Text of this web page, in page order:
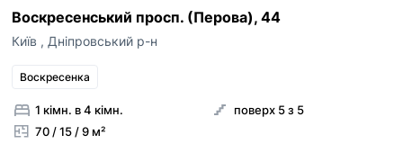
Воскресенський просп. (Перова), 44
Київ , Дніпровський р-н
Воскресенка
1 кімн. в 4 кімн.
70 / 15 / 9 м²
поверх 5 з 5